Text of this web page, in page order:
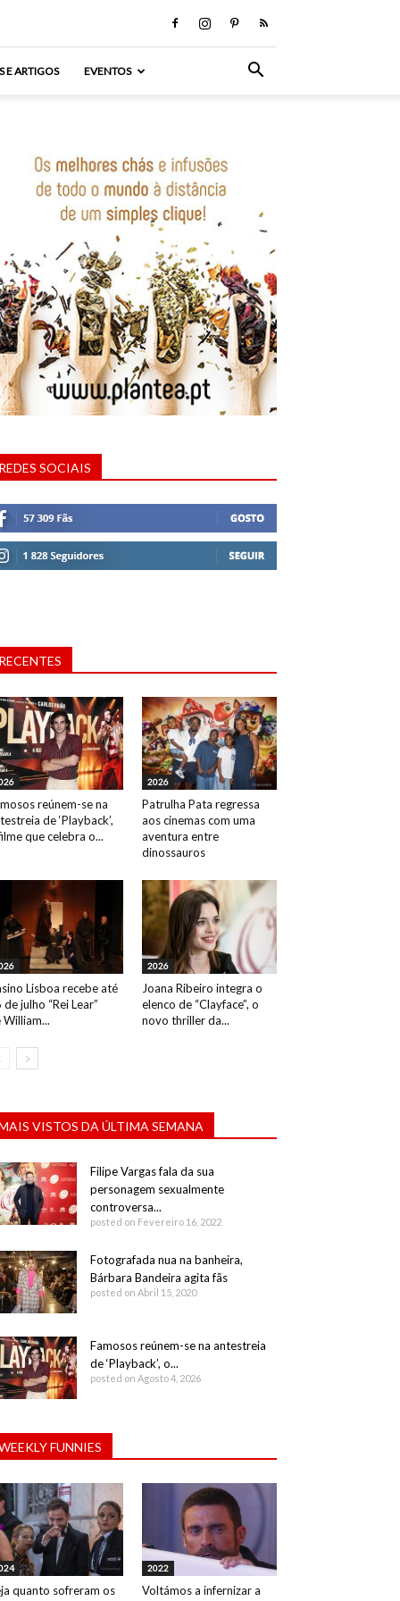
E ARTIGOS EVENTOS
SOCIAIS
reúnem-se na
de ‘Playback’,
que celebra o...
2026
Patrulha Pata regressa
aos cinemas com uma
aventura entre
dinossauros
Lisboa recebe até
de julho “Rei Lear”
William...
2026
Joana Ribeiro integra o
elenco de “Clayface”, o
novo thriller da...
VISTOS DA ÚLTIMA SEMANA
Filipe Vargas fala da sua
personagem sexualmente
controversa...
posted on Fevereiro 16, 2022
Fotografada nua na banheira,
Bárbara Bandeira agita fãs
posted on Abril 15, 2020
Famosos reúnem-se na antestreia
de ‘Playback’, o...
posted on Agosto 4, 2026
FUNNIES
quanto sofreram os
2022
Voltámos a infernizar a